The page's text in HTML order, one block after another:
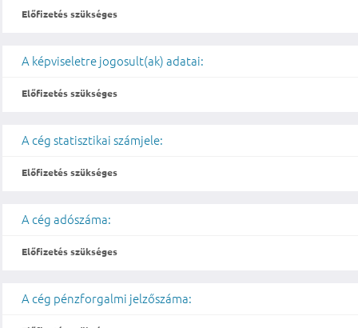
Előfizetés szükséges
A képviseletre jogosult(ak) adatai:
Előfizetés szükséges
A cég statisztikai számjele:
Előfizetés szükséges
A cég adószáma:
Előfizetés szükséges
A cég pénzforgalmi jelzőszáma: